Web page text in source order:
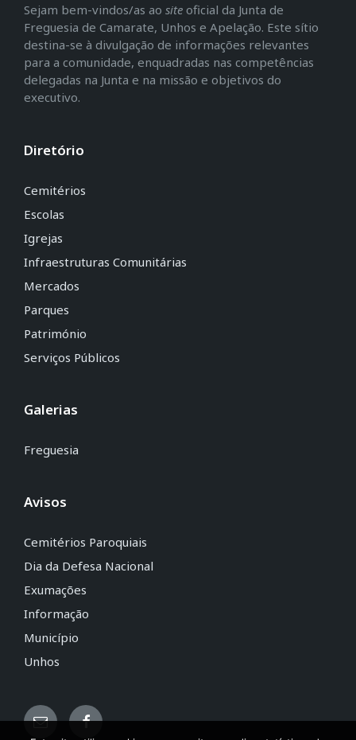
Sejam bem-vindos/as ao site oficial da Junta de
Freguesia de Camarate, Unhos e Apelação. Este sítio
destina-se à divulgação de informações relevantes
para a comunidade, enquadradas nas competências
delegadas na Junta e na missão e objetivos do
executivo.
Diretório
Cemitérios
Escolas
Igrejas
Infraestruturas Comunitárias
Mercados
Parques
Património
Serviços Públicos
Galerias
Freguesia
Avisos
Cemitérios Paroquiais
Dia da Defesa Nacional
Exumações
Informação
Município
Unhos